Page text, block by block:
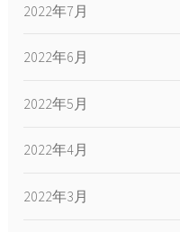
2022年7月
2022年6月
2022年5月
2022年4月
2022年3月